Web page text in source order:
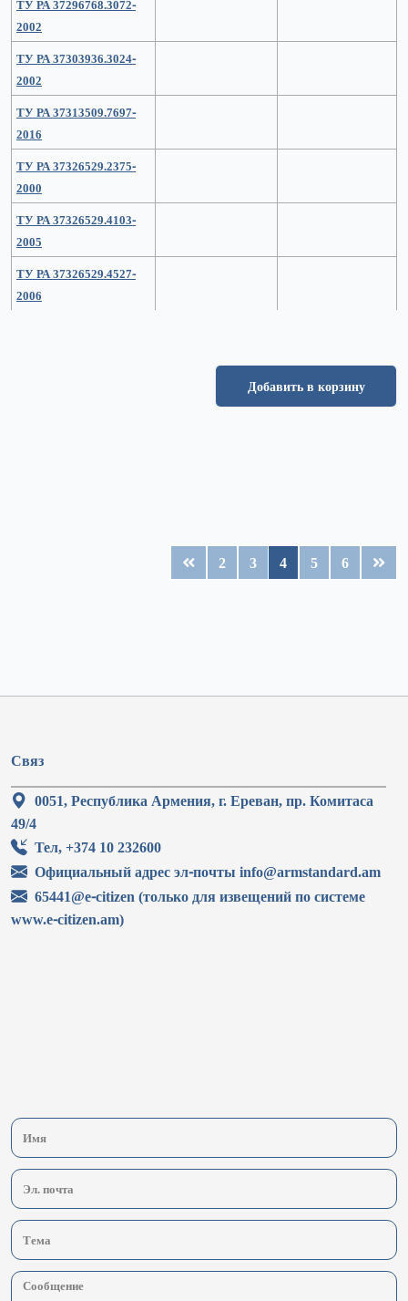
ТУ РА 37296768.3072-
2002
ТУ РА 37303936.3024-
2002
ТУ РА 37313509.7697-
2016
ТУ РА 37326529.2375-
2000
ТУ РА 37326529.4103-
2005
ТУ РА 37326529.4527-
2006
Добавить в корзину
2 3 4 5 6
Связ
0051, Республика Армения, г. Ереван, пр. Комитаса
49/4
Тел, +374 10 232600
Официальный адрес эл-почты info@armstandard.am
65441@e-citizen (только для извещений по системе
www.e-citizen.am)